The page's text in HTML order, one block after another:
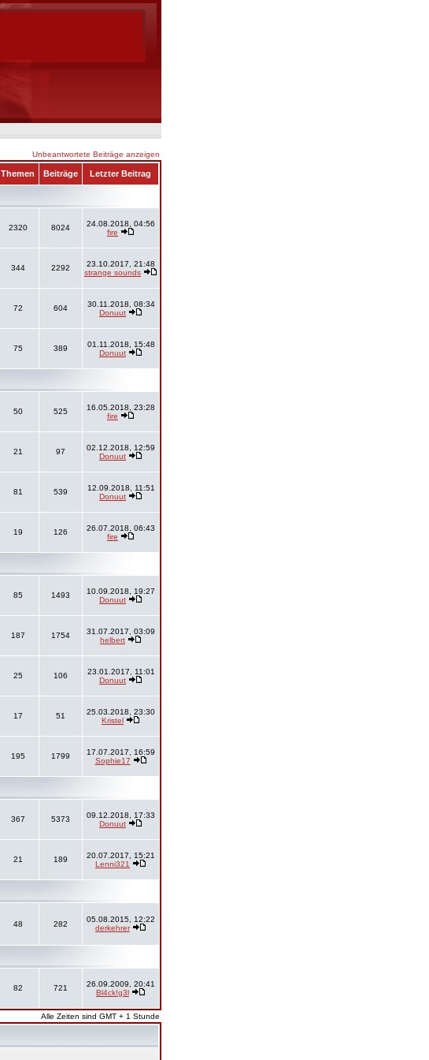
Unbeantwortete Beiträge anzeigen
Themen Beiträge Letzter Beitrag
2320 8024
24.08.2018, 04:56
fire
344 2292
23.10.2017, 21:48
strange sounds
72 604
30.11.2018, 08:34
Donuut
75 389
01.11.2018, 15:48
Donuut
50 525
16.05.2018, 23:28
fire
21 97
02.12.2018, 12:59
Donuut
81 539
12.09.2018, 11:51
Donuut
19 126
26.07.2018, 06:43
fire
85 1493
10.09.2018, 19:27
Donuut
187 1754
31.07.2017, 03:09
helbert
25 106
23.01.2017, 11:01
Donuut
17 51
25.03.2018, 23:30
Kristel
195 1799
17.07.2017, 16:59
Sophie17
367 5373
09.12.2018, 17:33
Donuut
21 189
20.07.2017, 15:21
Lenni321
48 282
05.08.2015, 12:22
derkehrer
82 721
26.09.2009, 20:41
Bl4ck!g3l
Alle Zeiten sind GMT + 1 Stunde